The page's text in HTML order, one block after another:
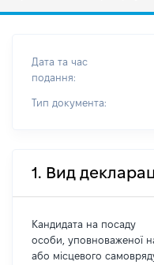
Дата та час
подання:
Тип документа:
1. Вид
Кандидата на посаду
особи, уповноваженої
або місцевого